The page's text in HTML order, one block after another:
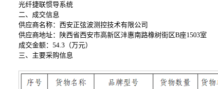
光纤捷联惯导系统
二、成交信息
供应商名称：西安正弦波测控技术有限公司
供应商地址：陕西省西安市高新区沣惠南路橡树街区B座1503室
成交金额：54.3（万元）
三、主要采购信息